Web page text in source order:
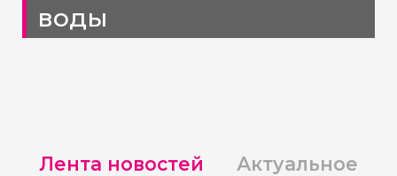
воды
Лента новостей Актуальное